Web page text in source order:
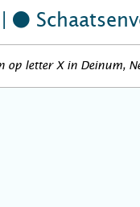
op letter X in Deinum,